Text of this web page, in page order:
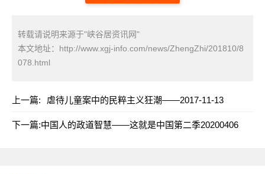
转载请说明来源于"峡谷居资讯网"
本文地址： http://www.xgj-info.com/news/ZhengZhi/201810/8
078.html
上一篇: 虐待儿童案中的民粹主义狂潮——2017-11-13
下一篇:中国人的政道智慧——这就是中国第二季20200406